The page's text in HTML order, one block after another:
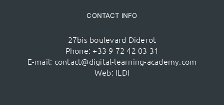
CONTACT INFO
27bis boulevard Diderot
Phone: +33 9 72 42 03 31
E-mail: contact@digital-learning-academy.com
Web: ILDI